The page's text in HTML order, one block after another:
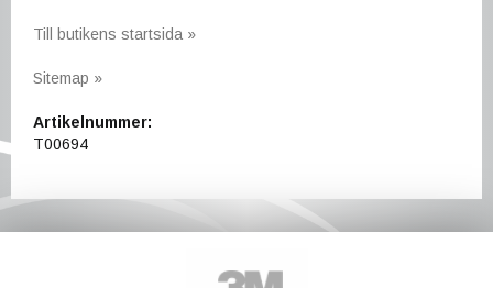
Till butikens startsida »
Sitemap »
Artikelnummer:
T00694